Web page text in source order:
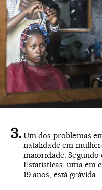
Um dos problemas
natalidade em
maioridade.
Estatísticas, uma em
19 anos, está grávida.